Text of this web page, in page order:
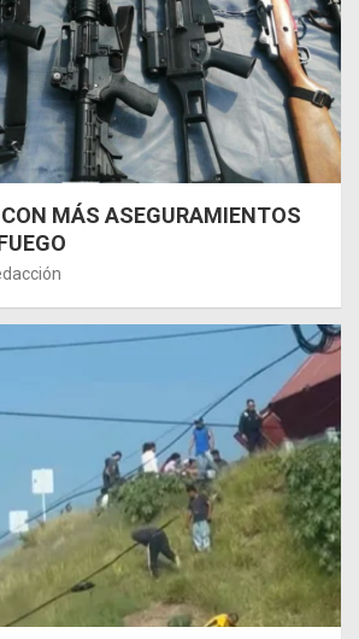
MÁS ASEGURAMIENTOS